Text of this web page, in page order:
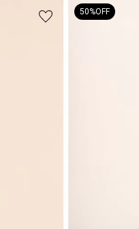
50%OFF